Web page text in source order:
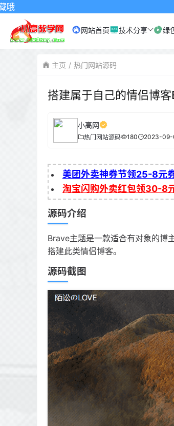
网站首页 技术分享 绿
主页 热门网站源码
搭建属于自己的情侣博
小高网
热门网站源码 180 2023-09-
美团外卖神券节领25-8元
淘宝闪购外卖红包领30-8
源码介绍
Brave主题是一款适合有对象的博
搭建此类情侣博客。
源码截图